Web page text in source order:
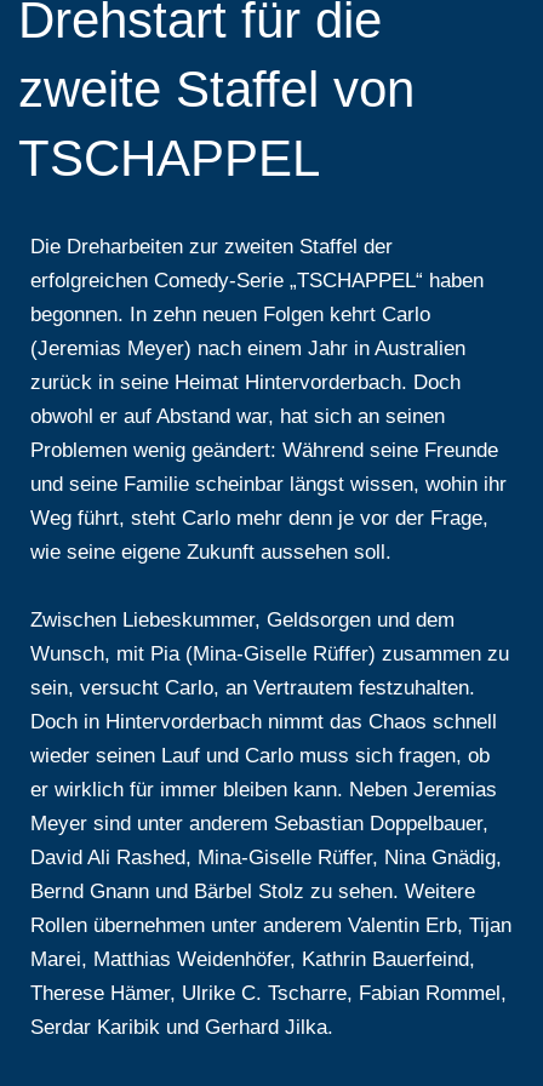
Drehstart für die
zweite Staffel von
TSCHAPPEL
Die Dreharbeiten zur zweiten Staffel der
erfolgreichen Comedy-Serie „TSCHAPPEL“ haben
begonnen. In zehn neuen Folgen kehrt Carlo
(Jeremias Meyer) nach einem Jahr in Australien
zurück in seine Heimat Hintervorderbach. Doch
obwohl er auf Abstand war, hat sich an seinen
Problemen wenig geändert: Während seine Freunde
und seine Familie scheinbar längst wissen, wohin ihr
Weg führt, steht Carlo mehr denn je vor der Frage,
wie seine eigene Zukunft aussehen soll.
Zwischen Liebeskummer, Geldsorgen und dem
Wunsch, mit Pia (Mina-Giselle Rüffer) zusammen zu
sein, versucht Carlo, an Vertrautem festzuhalten.
Doch in Hintervorderbach nimmt das Chaos schnell
wieder seinen Lauf und Carlo muss sich fragen, ob
er wirklich für immer bleiben kann. Neben Jeremias
Meyer sind unter anderem Sebastian Doppelbauer,
David Ali Rashed, Mina-Giselle Rüffer, Nina Gnädig,
Bernd Gnann und Bärbel Stolz zu sehen. Weitere
Rollen übernehmen unter anderem Valentin Erb, Tijan
Marei, Matthias Weidenhöfer, Kathrin Bauerfeind,
Therese Hämer, Ulrike C. Tscharre, Fabian Rommel,
Serdar Karibik und Gerhard Jilka.